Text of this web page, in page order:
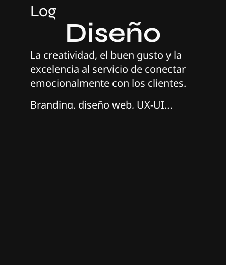
Log
Diseño
La creatividad, el buen gusto y la
excelencia al servicio de conectar
emocionalmente con los clientes.
Branding, diseño web, UX-UI…